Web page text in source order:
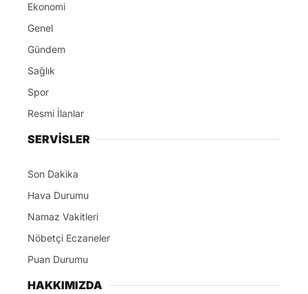
Ekonomi
Genel
Gündem
Sağlık
Spor
Resmi İlanlar
SERVİSLER
Son Dakika
Hava Durumu
Namaz Vakitleri
Nöbetçi Eczaneler
Puan Durumu
HAKKIMIZDA